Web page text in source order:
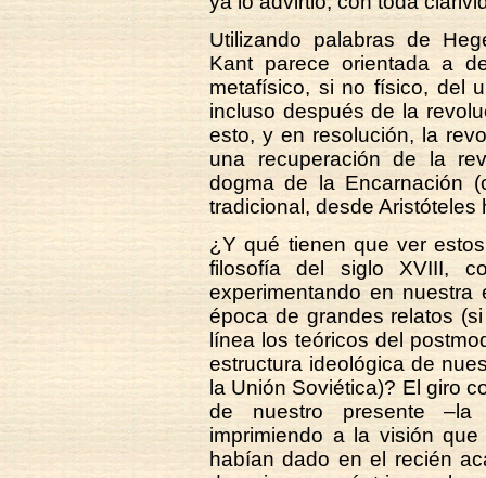
Utilizando palabras de
Kant parece orientada a
metafísico, si no físico, del
incluso después de la
esto, y en resolución, la
una recuperación de la
dogma de la Encarnación
tradicional, desde Aristóteles
¿Y qué tienen que ver
filosofía del siglo XVIII,
experimentando en
época de grandes relatos
línea los teóricos del
estructura ideológica de
la Unión Soviética)? El giro
de nuestro presente
imprimiendo a la visión
habían dado en el recién